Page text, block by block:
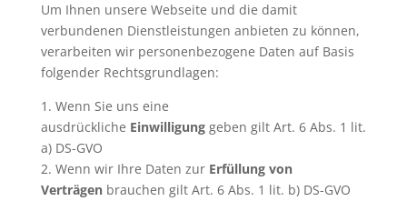
Um Ihnen unsere Webseite und die damit
verbundenen Dienstleistungen anbieten zu können,
verarbeiten wir personenbezogene Daten auf Basis
folgender Rechtsgrundlagen:
1. Wenn Sie uns eine
ausdrückliche Einwilligunggeben gilt Art. 6 Abs. 1 lit.
a) DS-GVO
2. Wenn wir Ihre Daten zur Erfüllung von
Verträgenbrauchen gilt Art. 6 Abs. 1 lit. b) DS-GVO